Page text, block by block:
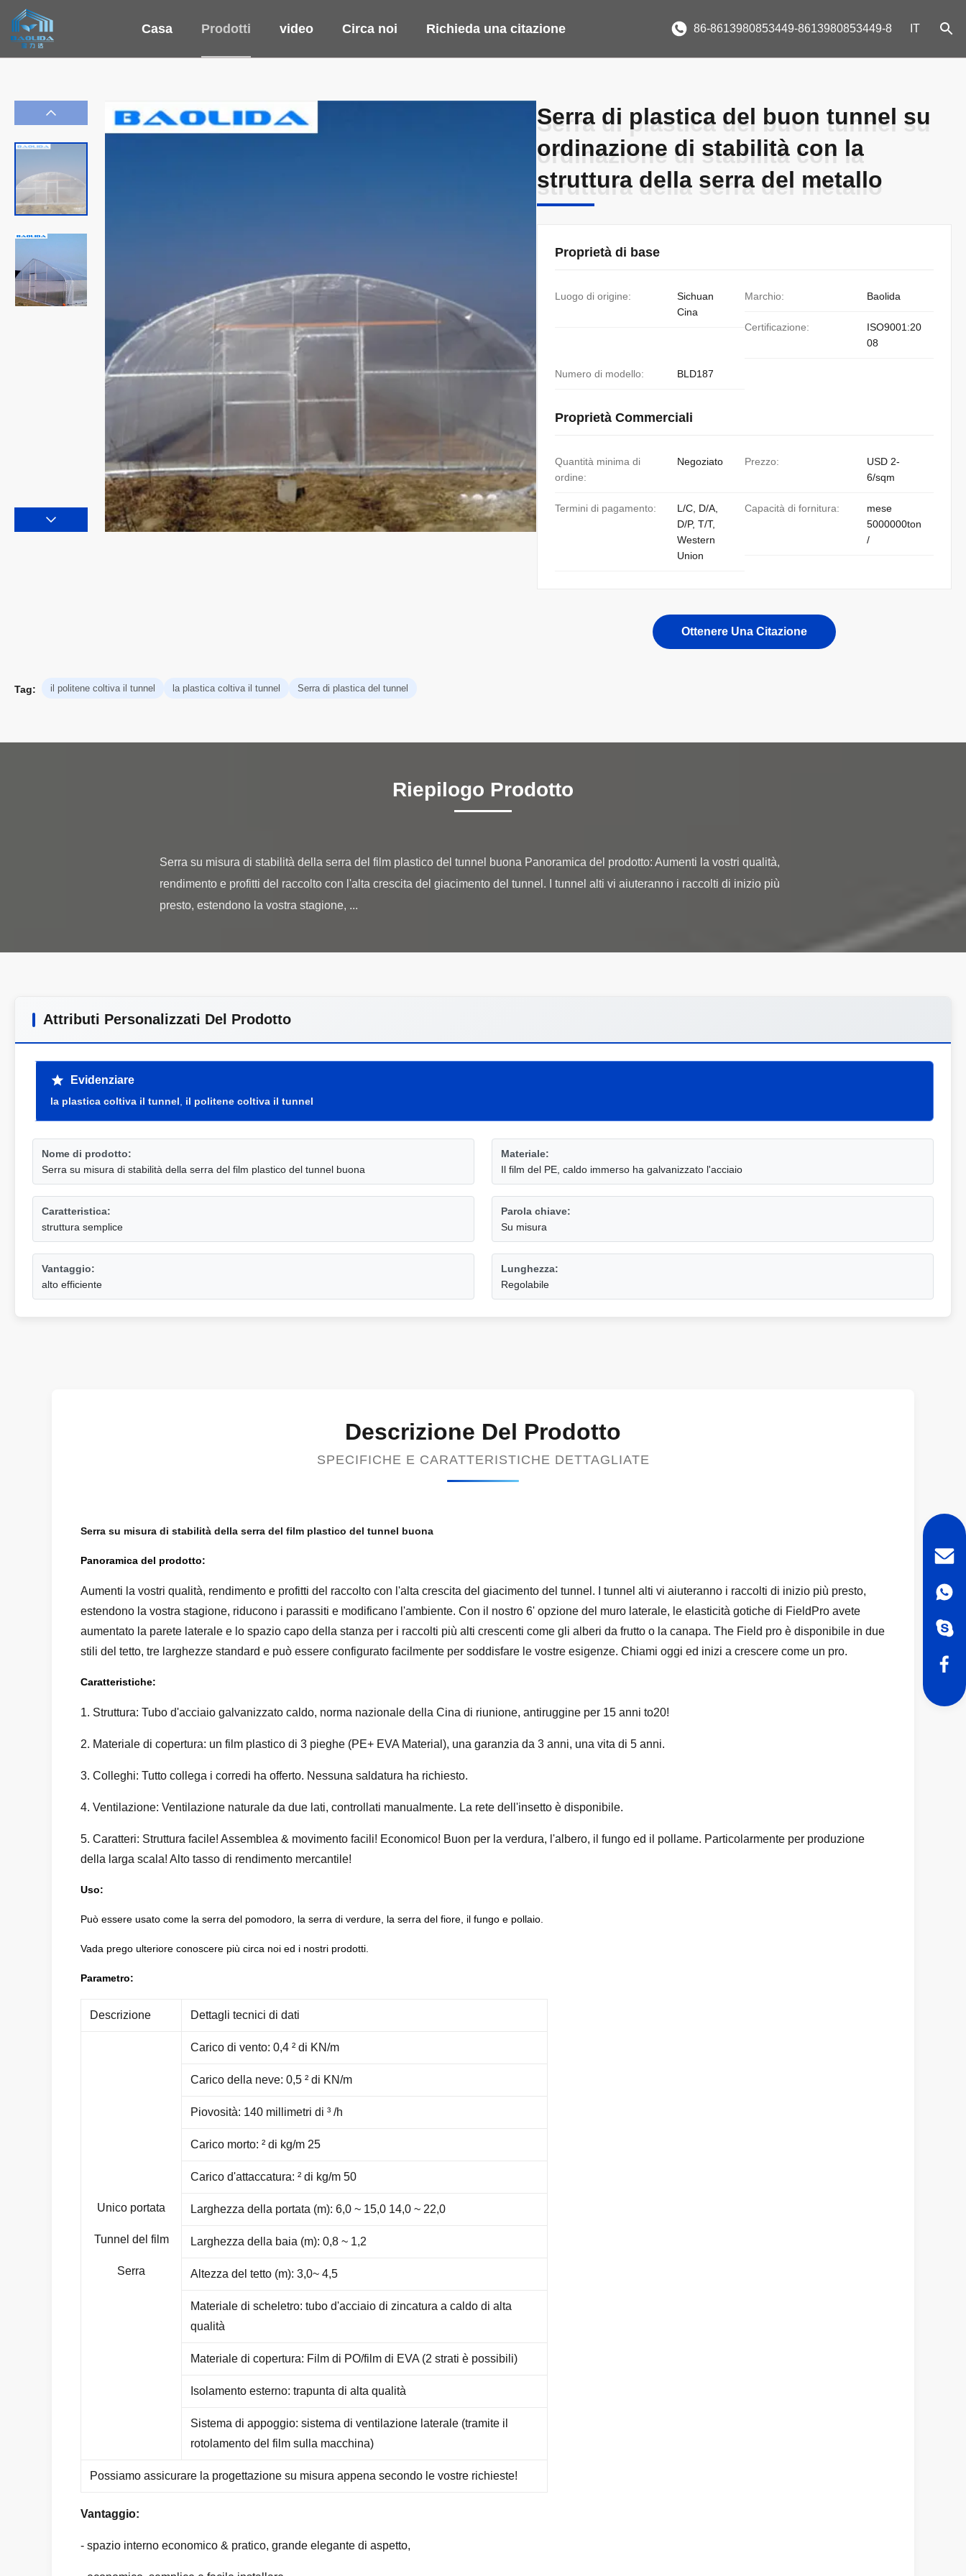
Casa Prodotti video Circa noi Richieda una citazione 86-8613980853449-8613980853449-8 IT
Serra di plastica del buon tunnel su
ordinazione di stabilità con la
struttura della serra del metallo
Serra di plastica del buon tunnel su
ordinazione di stabilità con la
struttura della serra del metallo
Proprietà di base
Luogo di origine:
Sichuan
Cina
Marchio: Baolida
Certificazione:
ISO9001:20
08
Numero di modello: BLD187
Proprietà Commerciali
Quantità minima di
ordine:
Negoziato Prezzo:
USD 2-
6/sqm
Termini di pagamento:
L/C, D/A,
D/P, T/T,
Western
Union
Capacità di fornitura:
mese
5000000ton
/
Ottenere Una Citazione
Tag: il politene coltiva il tunnel la plastica coltiva il tunnel Serra di plastica del tunnel
Riepilogo Prodotto
Serra su misura di stabilità della serra del film plastico del tunnel buona Panoramica del prodotto: Aumenti la vostri qualità,
rendimento e profitti del raccolto con l'alta crescita del giacimento del tunnel. I tunnel alti vi aiuteranno i raccolti di inizio più
Attributi Personalizzati Del Prodotto
Evidenziare
la plastica coltiva il tunnel il politene coltiva il tunnel
Nome di prodotto:
Serra su misura di stabilità della serra del film plastico del tunnel buona
Materiale:
Il film del PE, caldo immerso ha galvanizzato l'acciaio
Caratteristica:
struttura semplice
Parola chiave:
Su misura
Vantaggio:
alto efficiente
Lunghezza:
Regolabile
Descrizione Del Prodotto
SPECIFICHE E CARATTERISTICHE DETTAGLIATE
Serra su misura di stabilità della serra del film plastico del tunnel buona
Panoramica del prodotto:
Aumenti la vostri qualità, rendimento e profitti del raccolto con l'alta crescita del giacimento del tunnel. I tunnel alti vi aiuteranno i raccolti di inizio più presto,
estendono la vostra stagione, riducono i parassiti e modificano l'ambiente. Con il nostro 6' opzione del muro laterale, le elasticità gotiche di FieldPro avete
aumentato la parete laterale e lo spazio capo della stanza per i raccolti più alti crescenti come gli alberi da frutto o la canapa. The Field pro è disponibile in due
stili del tetto, tre larghezze standard e può essere configurato facilmente per soddisfare le vostre esigenze. Chiami oggi ed inizi a crescere come un pro.
Caratteristiche:
1. Struttura: Tubo d'acciaio galvanizzato caldo, norma nazionale della Cina di riunione, antiruggine per 15 anni to20!
2. Materiale di copertura: un film plastico di 3 pieghe (PE+ EVA Material), una garanzia da 3 anni, una vita di 5 anni.
3. Colleghi: Tutto collega i corredi ha offerto. Nessuna saldatura ha richiesto.
4. Ventilazione: Ventilazione naturale da due lati, controllati manualmente. La rete dell'insetto è disponibile.
5. Caratteri: Struttura facile! Assemblea & movimento facili! Economico! Buon per la verdura, l'albero, il fungo ed il pollame. Particolarmente per produzione
della larga scala! Alto tasso di rendimento mercantile!
Uso:
Può essere usato come la serra del pomodoro, la serra di verdure, la serra del fiore, il fungo e pollaio.
Vada prego ulteriore conoscere più circa noi ed i nostri prodotti.
Parametro:
Descrizione Dettagli tecnici di dati
Unico portata
Tunnel del film
Serra
Carico di vento: 0,4 ² di KN/m
Carico della neve: 0,5 ² di KN/m
Piovosità: 140 millimetri di ³ /h
Carico morto: ² di kg/m 25
Carico d'attaccatura: ² di kg/m 50
Larghezza della portata (m): 6,0 ~ 15,0 14,0 ~ 22,0
Larghezza della baia (m): 0,8 ~ 1,2
Altezza del tetto (m): 3,0~ 4,5
Materiale di scheletro: tubo d'acciaio di zincatura a caldo di alta
qualità
Materiale di copertura: Film di PO/film di EVA (2 strati è possibili)
Isolamento esterno: trapunta di alta qualità
Sistema di appoggio: sistema di ventilazione laterale (tramite il
rotolamento del film sulla macchina)
Possiamo assicurare la progettazione su misura appena secondo le vostre richieste!
Vantaggio:
- spazio interno economico & pratico, grande elegante di aspetto,